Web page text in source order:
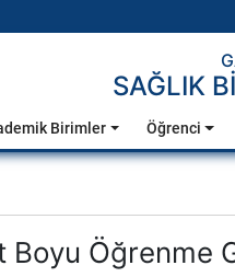
SAĞLIK
Birimler Öğrenci
Boyu Öğrenme